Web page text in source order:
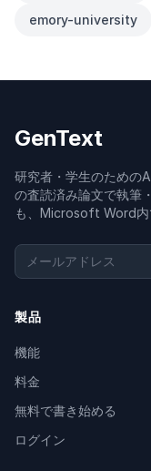
emory-university
GenText
研究者・学生のための
の査読済み論文で執筆
も、Microsoft Word内
製品
機能
料金
無料で書き始める
ログイン